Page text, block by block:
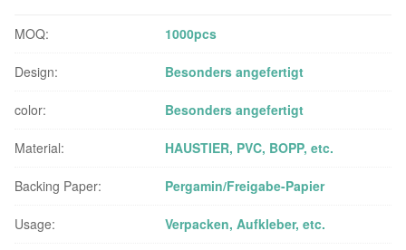
MOQ: 1000pcs
Design: Besonders angefertigt
color: Besonders angefertigt
Material: HAUSTIER, PVC, BOPP, etc.
Backing Paper: Pergamin/Freigabe-Papier
Usage: Verpacken, Aufkleber, etc.